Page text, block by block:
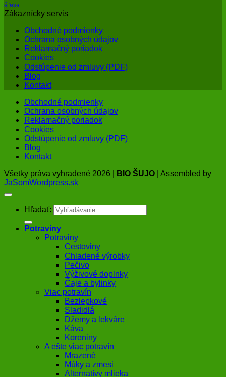
šťava
Zákaznícky servis
Obchodné podmienky
Ochrana osobných údajov
Reklamačný poriadok
Cookies
Odstúpenie od zmluvy (PDF)
Blog
Kontakt
Obchodné podmienky
Ochrana osobných údajov
Reklamačný poriadok
Cookies
Odstúpenie od zmluvy (PDF)
Blog
Kontakt
Všetky práva vyhradené 2026 |
BIO ŠUJO | Assembled by
JaSomWordpress.sk
Hľadať:
Potraviny
Potraviny
Cestoviny
Chladené výrobky
Pečivo
Výživové doplnky
Čaje a bylinky
Viac potravín
Bezlepkové
Sladidlá
Džemy a lekváre
Káva
Koreniny
A ešte viac potravín
Mrazené
Múky a zmesi
Alternatívy mlieka